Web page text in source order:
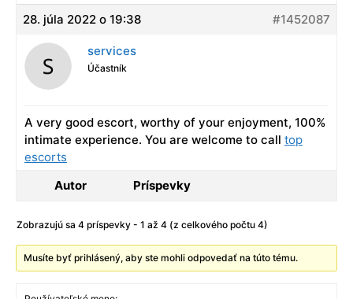
28. júla 2022 o 19:38
#1452087
services
Účastník
A very good escort, worthy of your enjoyment, 100%
intimate experience. You are welcome to call top
escorts
Autor
Príspevky
Zobrazujú sa 4 príspevky - 1 až 4 (z celkového počtu 4)
Musíte byť prihlásený, aby ste mohli odpovedať na túto tému.